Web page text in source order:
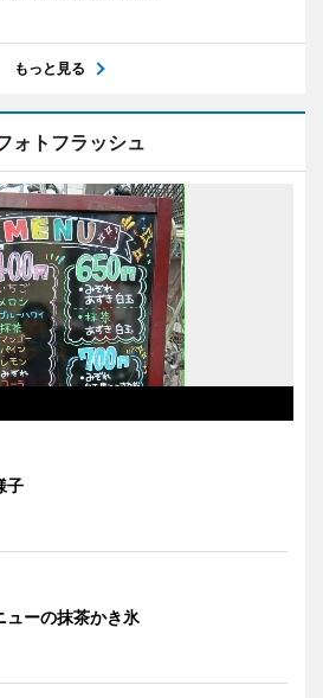
もっと見る
ォトフラッシュ
子
ューの抹茶かき氷